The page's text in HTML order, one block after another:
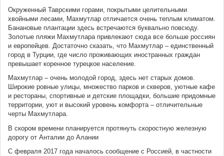
Окруженный Таврскими горами, покрытыми целительными
хвойными лесами, Махмутлар отличается очень теплым климатом.
Банановые плантации здесь встречаются буквально повсюду.
Золотые пляжи Махмутлара привлекают сюда все больше россиян
и европейцев. Достаточно сказать, что Махмутлар – единственный
город в Турции, где число проживающих иностранных граждан
превышает коренное турецкое население.
Махмутлар – очень молодой город, здесь нет старых домов.
Широкие ровные улицы, множество парков и скверов, уютные кафе
и рестораны, спортивные и детские площадки, большие придомные
территории, уют и высокий уровень комфорта – отличительные
черты Махмутлара.
В скором времени планируется протянуть скоростную железную
дорогу от Анталии до Алании
С февраля 2017 года началось сообщение с Россией, в частности